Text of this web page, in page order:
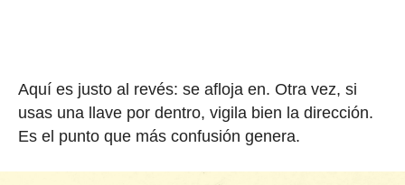
Aquí es justo al revés: se afloja en. Otra vez, si
usas una llave por dentro, vigila bien la dirección.
Es el punto que más confusión genera.